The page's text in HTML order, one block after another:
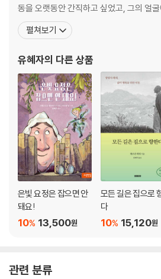
동을 오랫동안 간직하고 싶었고, 그의 얼
으며 늙고 싶었다. 하지만 아직은 소망일
지 300여 권의 많은 책을 번역하다가, 다
았던 책은《좀머씨 이야
펼쳐보기
유혜자의 다른 상품
은빛 요정은 잡으면 안
돼요!
13,500원
10%
모든 길은 집으로
다
15,120원
10%
관련 분류